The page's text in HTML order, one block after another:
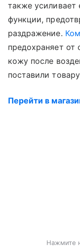
также усиливает
функции,
раздражение.
предохраняет от
кожу после
поставили
Перейти в
Нажмите